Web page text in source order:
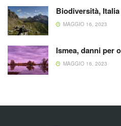
Biodiversità,
MAGGIO 16, 2023
Ismea, danni per
MAGGIO 16, 2023